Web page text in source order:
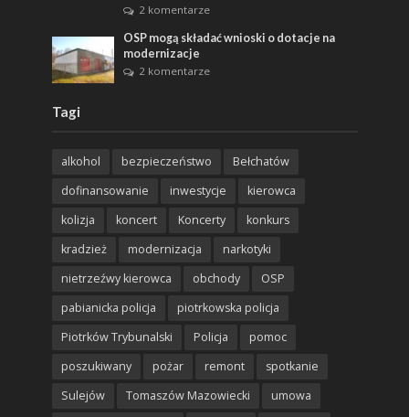
2 komentarze
OSP mogą składać wnioski o dotacje na
modernizacje
2 komentarze
Tagi
alkohol bezpieczeństwo
Bełchatów
dofinansowanie
inwestycje
kierowca
kolizja
koncert Koncerty
konkurs
kradzież
modernizacja
narkotyki
nietrzeźwy kierowca
obchody
OSP
pabianicka policja
piotrkowska policja
Piotrków Trybunalski
Policja
pomoc
poszukiwany
pożar remont
spotkanie
Sulejów
Tomaszów Mazowiecki
umowa